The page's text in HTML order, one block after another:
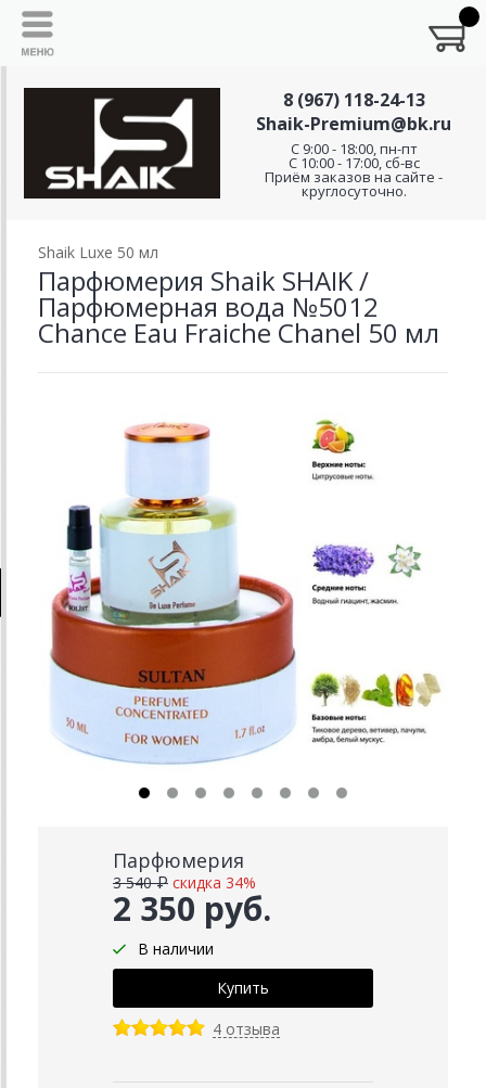
8 (967) 118-24-13
Shaik-Premium@bk.ru
C 9:00 - 18:00, пн-пт
С 10:00 - 17:00, сб-вс
Приём заказов на сайте -
круглосуточно.
Shaik Luxe 50 мл
Парфюмерия Shaik SHAIK /
Парфюмерная вода №5012
Chance Eau Fraiche Chanel 50 мл
Парфюмерия
2 350 руб.
3 540 ₽ скидка 34%
В наличии
4 отзыва